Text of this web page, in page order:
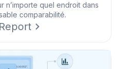
quel endroit dans
comparabilité.